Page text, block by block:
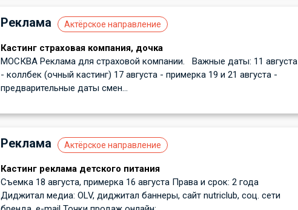
Реклама Актёрское направление
Кастинг страховая компания, дочка
МОСКВА Реклама для страховой компании. Важные даты: 11 августа
- коллбек (очный кастинг) 17 августа - примерка 19 и 21 августа -
предварительные даты смен...
Реклама Актёрское направление
Кастинг реклама детского питания
Съемка 18 августа, примерка 16 августа Права и срок: 2 года
Диджитал медиа: OLV, диджитал баннеры, сайт nutriclub, соц. сети